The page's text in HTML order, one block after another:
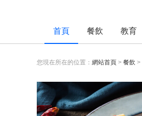
首頁 餐飲 教育
您現在所在的位置： 網站首頁 > 餐飲 >